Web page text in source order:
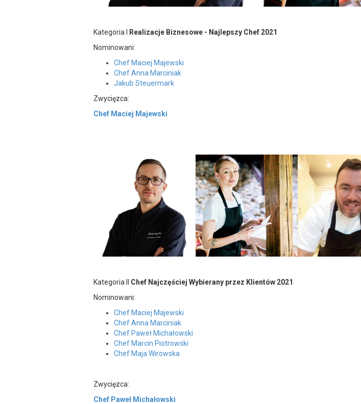
Kategoria I
Realizacje Biznesowe - Najlepszy Chef 2021
Nominowani:
Chef Maciej Majewski
Chef Anna Marciniak
Jakub Steuermark
Zwycięzca:
Chef Maciej Majewski
Kategoria II Chef Najczęściej Wybierany przez Klientów 2021
Nominowani:
Chef Maciej Majewski
Chef Anna Marciniak
Chef Paweł Michałowski
Chef Marcin Piotrowski
Chef Maja Wirowska
Zwycięzca:
Chef Paweł Michałowski